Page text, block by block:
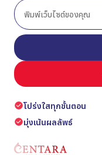
โปร่งใสทุกขั้นตอน
มุ่งเน้นผลลัพธ์